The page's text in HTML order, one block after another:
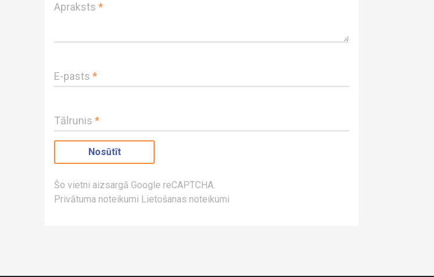
Apraksts *
E-pasts *
Tālrunis *
Šo vietni aizsargā Google reCAPTCHA.
Privātuma noteikumi Lietošanas noteikumi